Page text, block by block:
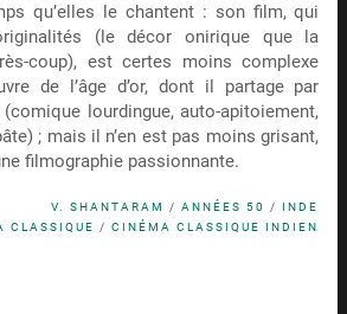
qu’elles le chantent : son film, qui
(le décor onirique que la
coup), est certes moins complexe
de l’âge d’or, dont il partage par
lourdingue, auto-apitoiement,
; mais il n’en est pas moins grisant,
filmographie passionnante.
V. SHANTARAM /ANNÉES 50 /INDE
CLASSIQUE /CINÉMA CLASSIQUE INDIEN